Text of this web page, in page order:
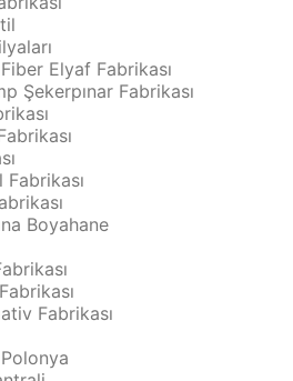
Elyaf Fabrikası
Şekerpınar Fabrikası
Boyahane
Fabrikası